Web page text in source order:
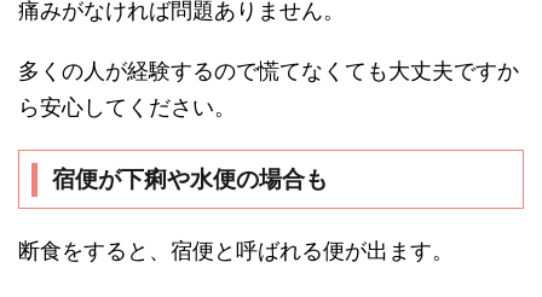
痛みがなければ問題ありません。
多くの人が経験するので慌てなくても大丈夫ですか
ら安心してください。
宿便が下痢や水便の場合も
断食をすると、宿便と呼ばれる便が出ます。